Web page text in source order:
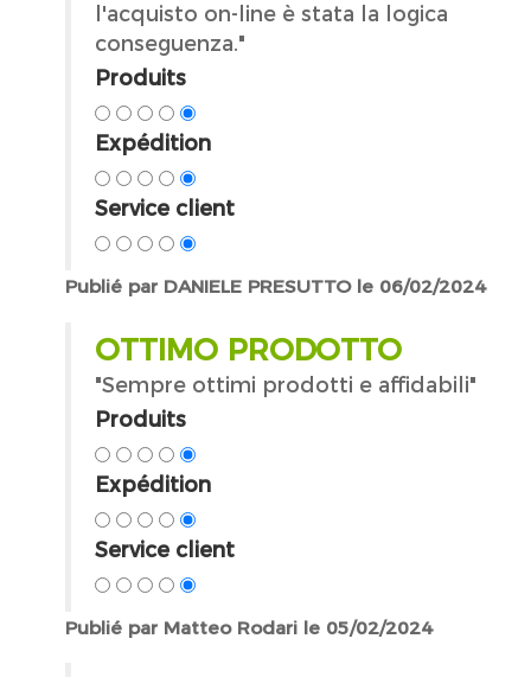
l'acquisto on-line è stata la logica
conseguenza."
Produits
Expédition
Service client
Publié par DANIELE PRESUTTO le 06/02/2024
OTTIMO PRODOTTO
"Sempre ottimi prodotti e affidabili"
Produits
Expédition
Service client
Publié par Matteo Rodari le 05/02/2024